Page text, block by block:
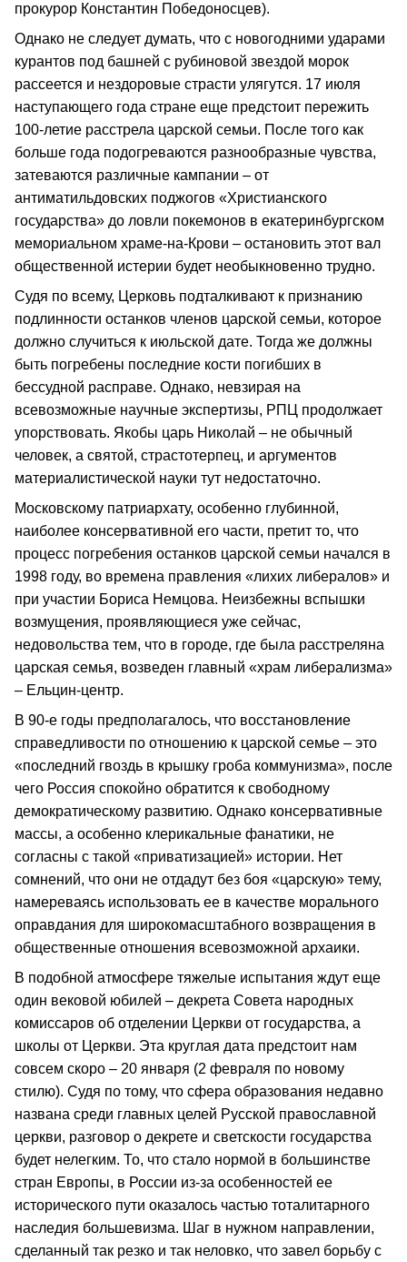
прокурор Константин Победоносцев).
Однако не следует думать, что с новогодними ударами
курантов под башней с рубиновой звездой морок
рассеется и нездоровые страсти улягутся. 17 июля
наступающего года стране еще предстоит пережить
100-летие расстрела царской семьи. После того как
больше года подогреваются разнообразные чувства,
затеваются различные кампании – от
антиматильдовских поджогов «Христианского
государства» до ловли покемонов в екатеринбургском
мемориальном храме-на-Крови – остановить этот вал
общественной истерии будет необыкновенно трудно.
Судя по всему, Церковь подталкивают к признанию
подлинности останков членов царской семьи, которое
должно случиться к июльской дате. Тогда же должны
быть погребены последние кости погибших в
бессудной расправе. Однако, невзирая на
всевозможные научные экспертизы, РПЦ продолжает
упорствовать. Якобы царь Николай – не обычный
человек, а святой, страстотерпец, и аргументов
материалистической науки тут недостаточно.
Московскому патриархату, особенно глубинной,
наиболее консервативной его части, претит то, что
процесс погребения останков царской семьи начался в
1998 году, во времена правления «лихих либералов» и
при участии Бориса Немцова. Неизбежны вспышки
возмущения, проявляющиеся уже сейчас,
недовольства тем, что в городе, где была расстреляна
царская семья, возведен главный «храм либерализма»
– Ельцин-центр.
В 90-е годы предполагалось, что восстановление
справедливости по отношению к царской семье – это
«последний гвоздь в крышку гроба коммунизма», после
чего Россия спокойно обратится к свободному
демократическому развитию. Однако консервативные
массы, а особенно клерикальные фанатики, не
согласны с такой «приватизацией» истории. Нет
сомнений, что они не отдадут без боя «царскую» тему,
намереваясь использовать ее в качестве морального
оправдания для широкомасштабного возвращения в
общественные отношения всевозможной архаики.
В подобной атмосфере тяжелые испытания ждут еще
один вековой юбилей – декрета Совета народных
комиссаров об отделении Церкви от государства, а
школы от Церкви. Эта круглая дата предстоит нам
совсем скоро – 20 января (2 февраля по новому
стилю). Судя по тому, что сфера образования недавно
названа среди главных целей Русской православной
церкви, разговор о декрете и светскости государства
будет нелегким. То, что стало нормой в большинстве
стран Европы, в России из-за особенностей ее
исторического пути оказалось частью тоталитарного
наследия большевизма. Шаг в нужном направлении,
сделанный так резко и так неловко, что завел борьбу с